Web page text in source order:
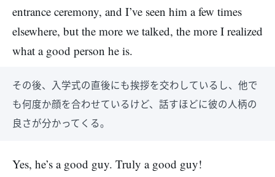
entrance ceremony, and I’ve seen him a few times
elsewhere, but the more we talked, the more I realized
what a good person he is.
その後、入学式の直後にも挨拶を交わしているし、他で
も何度か顔を合わせているけど、話すほどに彼の人柄の
良さが分かってくる。
Yes, he’s a good guy. Truly a good guy!